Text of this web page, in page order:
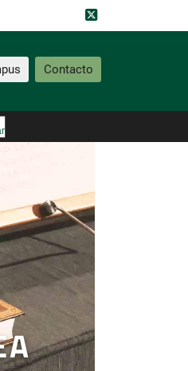
Contacto